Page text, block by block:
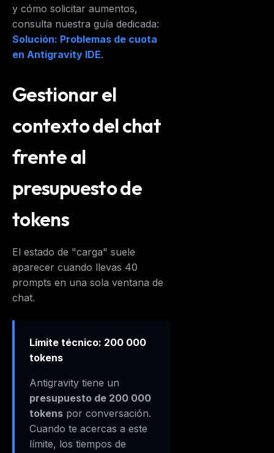
y cómo solicitar aumentos,
consulta nuestra guía dedicada:
Solución: Problemas de cuota
en Antigravity IDE.
Gestionar el
contexto del chat
frente al
presupuesto de
tokens
El estado de "carga" suele
aparecer cuando llevas 40
prompts en una sola ventana de
chat.
Límite técnico: 200 000
tokens
Antigravity tiene un
presupuesto de 200 000
tokens por conversación.
Cuando te acercas a este
límite, los tiempos de